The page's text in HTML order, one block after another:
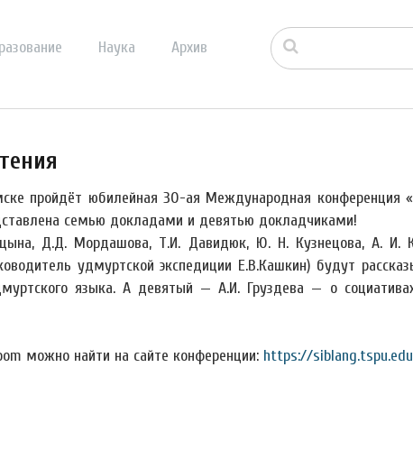
Наука Архив
пройдёт юбилейная 30-ая Международная конференция
семью докладами и девятью докладчиками!
Д.Д. Мордашова, Т.И. Давидюк, Ю. Н. Кузнецова, А. И.
удмуртской экспедиции Е.В.Кашкин) будут
языка. А девятый — А.И. Груздева — о
можно найти на сайте конференции: https://